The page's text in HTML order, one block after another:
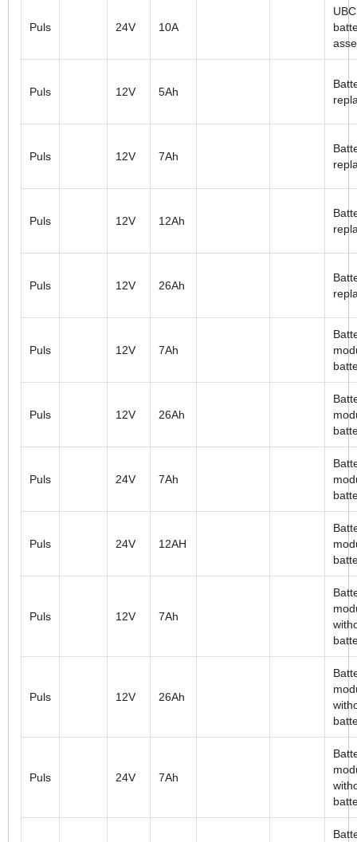
Puls 24V 10A
Puls 12V 5Ah
Puls 12V 7Ah
Puls 12V 12Ah
Puls 12V 26Ah
Puls 12V 7Ah
Puls 12V 26Ah
Puls 24V 7Ah
Puls 24V 12AH
Puls 12V 7Ah
Puls 12V 26Ah
Puls 24V 7Ah